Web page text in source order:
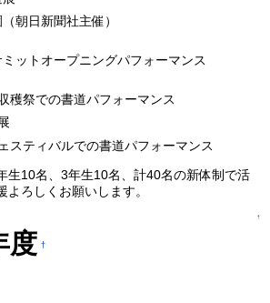
子園（朝日新聞社主催）
ミットオープニングパフォーマンス
祭での書道パフォーマンス
ティバルでの書道パフォーマンス
10名、3年生10名、計40名の新体制で活
ろしくお願いします。
↑
度 †